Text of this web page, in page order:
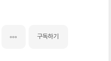
구독하기